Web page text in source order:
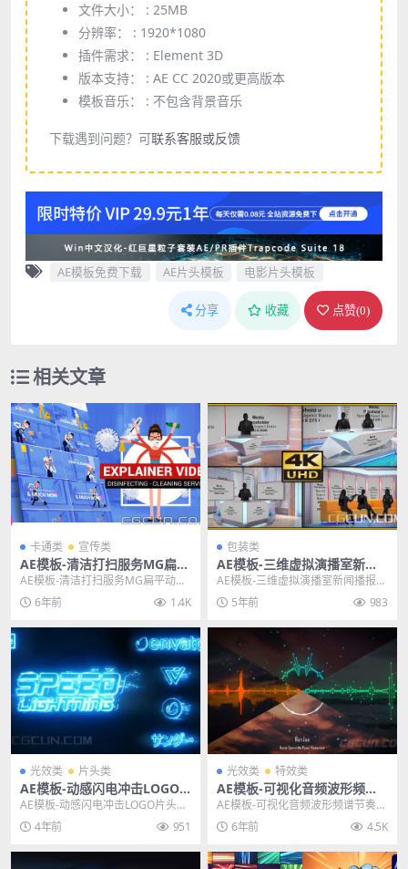
文件大小： : 25MB
分辨率： : 1920*1080
插件需求： : Element 3D
版本支持： : AE CC 2020或更高版本
模板音乐： : 不包含背景音乐
下载遇到问题？可联系客服或反馈
AE模板免费下载 AE片头模板 电影片头模板
分享 收藏 点赞(0)
相关文章
卡通类 宣传类
AE模板-清洁打扫服务MG扁平
动画宣传片头模板
AE模板-清洁打扫服务MG扁平动画
宣传片头模板 主题授权提示：请在
后台主题设置-...
6年前 1.4K
包装类
AE模板-三维虚拟演播室新闻
播报台工作台模板
AE模板-三维虚拟演播室新闻播报台
工作台模板 其他推荐: AE模板-可视
化音频波...
5年前 983
光效类 片头类
AE模板-动感闪电冲击LOGO
片头演绎文字动画模板
AE模板-动感闪电冲击LOGO片头演
绎文字动画模板 标签：燃烧，爆
裂，扭曲，电动...
4年前 951
光效类 特效类
AE模板-可视化音频波形频谱
节奏视觉特效动画模板
AE模板-可视化音频波形频谱节奏视
觉特效动画模板 主题授权提示：请
在后台主题设置...
6年前 4.5K